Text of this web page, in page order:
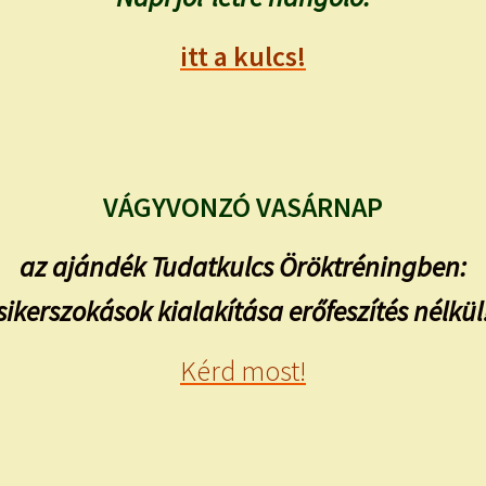
itt a kulcs!
VÁGYVONZÓ VASÁRNAP
az ajándék Tudatkulcs Öröktréningben:
kialakítása erőfeszítés
Kérd most!